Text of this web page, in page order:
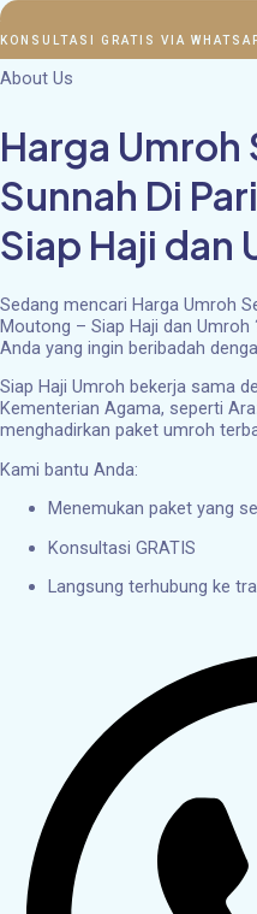
KONSULTASI GRATIS VIA
About Us
Harga Umroh
Sunnah Di
Siap Haji dan
Sedang mencari Harga Umroh
Moutong – Siap Haji dan
Anda yang ingin beribadah
Siap Haji Umroh bekerja sama
Kementerian Agama, seperti
menghadirkan paket umroh
Kami bantu Anda:
Menemukan paket yang
Konsultasi GRATIS
Langsung terhubung ke